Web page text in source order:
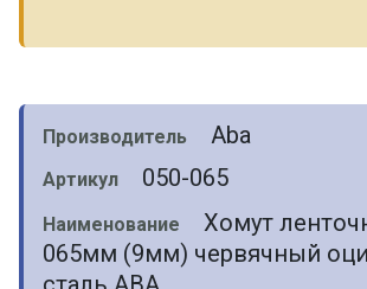
Производитель Aba
Артикул 050-065
Наименование
Хомут
065мм (9мм) червячный